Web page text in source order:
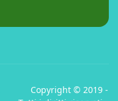
Copyright © 2019 -